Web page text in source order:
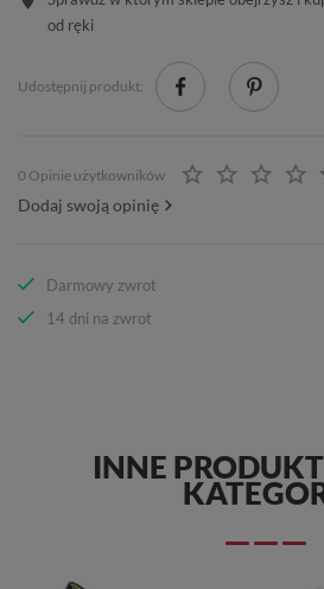
od ręki
Udostępnij produkt:
0 Opinie użytkowników
Dodaj swoją opinię
Darmowy zwrot
14 dni na zwrot
INNE